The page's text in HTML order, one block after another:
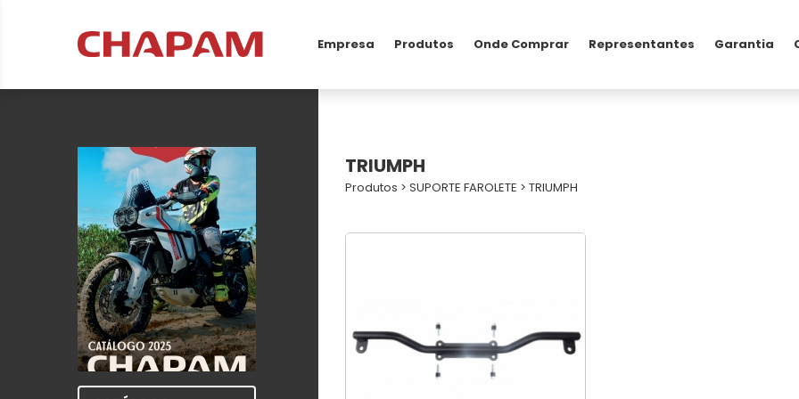
Empresa Produtos Onde Comprar Representantes Garantia
TRIUMPH
Produtos > SUPORTE FAROLETE > TRIUMPH